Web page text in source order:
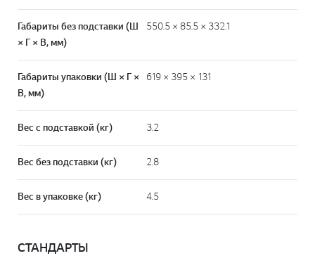
Габариты без подставки (Ш
× Г × В, мм)
550.5 × 85.5 × 332.1
Габариты упаковки (Ш × Г ×
В, мм)
619 × 395 × 131
Вес с подставкой (кг) 3.2
Вес без подставки (кг) 2.8
Вес в упаковке (кг) 4.5
СТАНДАРТЫ